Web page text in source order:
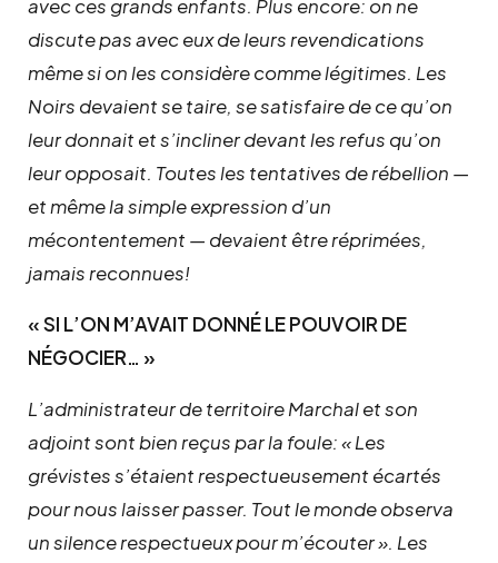
avec ces grands enfants. Plus encore: on ne
discute pas avec eux de leurs revendications
même si on les considère comme légitimes. Les
Noirs devaient se taire, se satisfaire de ce qu’on
leur donnait et s’incliner devant les refus qu’on
leur opposait. Toutes les tentatives de rébellion —
et même la simple expression d’un
mécontentement — devaient être réprimées,
jamais reconnues!
« SI L’ON M’AVAIT DONNÉ LE POUVOIR DE
NÉGOCIER… »
L’administrateur de territoire Marchal et son
adjoint sont bien reçus par la foule: « Les
grévistes s’étaient respectueusement écartés
pour nous laisser passer. Tout le monde observa
un silence respectueux pour m’écouter ». Les